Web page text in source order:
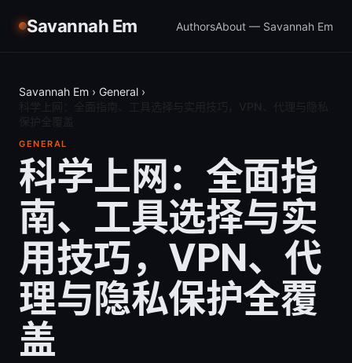
Savannah Em AuthorsAbout — Savannah Em
Savannah Em › General ›
GENERAL
科学上网：全面指
南、工具选择与实
用技巧，VPN、代
理与隐私保护全覆
盖